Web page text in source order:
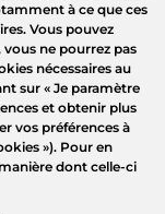
à ce que ces
Vous pouvez
vous ne pourrez pas
nécessaires au
sur « Je paramètre
et obtenir plus
vos préférences à
»). Pour en
dont celle-ci